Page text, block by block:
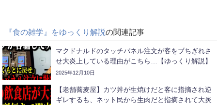
『食の雑学』をゆっくり解説の関連記事
マクドナルドのタッチパネル注文が客をブちぎれさ
せ大炎上している理由がこちら…【ゆっくり解説】
2025年12月10日
【老舗蕎麦屋】カツ丼が生焼けだと客に指摘され逆
ギレするも、ネット民から生肉だと指摘されて大炎